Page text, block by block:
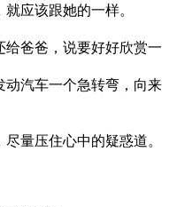
应该跟她的一样。
爸爸，说要好好欣赏一
汽车一个急转弯，向来
量压住心中的疑惑道。